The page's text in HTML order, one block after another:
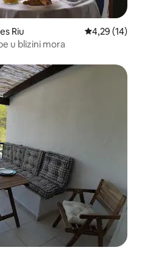
Riu Prosječna
4,29 (14)
u blizini mora